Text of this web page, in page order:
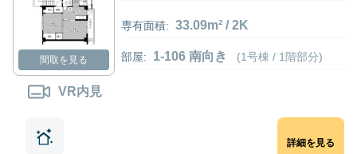
間取を見る
VR内見
専有面積: 33.09m² / 2K
部屋: 1-106 南向き (1号棟 / 1階部分)
詳細を見る